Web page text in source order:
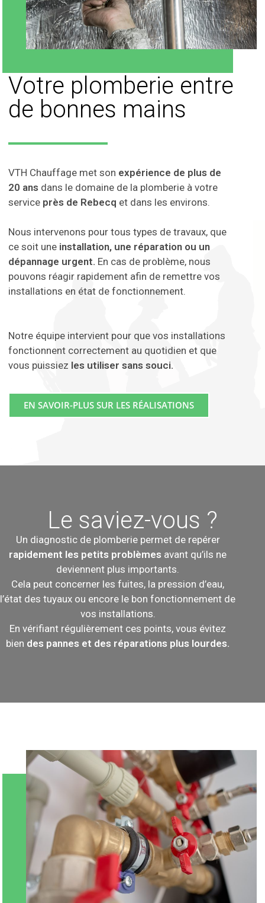
Votre plomberie entre
de bonnes mains
VTH Chauffage met son expérience de plus de
20 ans dans le domaine de la plomberie à votre
service près de Rebecq et dans les environs.
Nous intervenons pour tous types de travaux, que
ce soit une installation, une réparation ou un
dépannage urgent. En cas de problème, nous
pouvons réagir rapidement afin de remettre vos
installations en état de fonctionnement.
Notre équipe intervient pour que vos installations
fonctionnent correctement au quotidien et que
vous puissiez les utiliser sans souci.
EN SAVOIR-PLUS SUR LES RÉALISATIONS
Le saviez-vous ?
Un diagnostic de plomberie permet de repérer
rapidement les petits problèmes avant qu’ils ne
deviennent plus importants.
Cela peut concerner les fuites, la pression d’eau,
l’état des tuyaux ou encore le bon fonctionnement de
vos installations.
En vérifiant régulièrement ces points, vous évitez
bien des pannes et des réparations plus lourdes.